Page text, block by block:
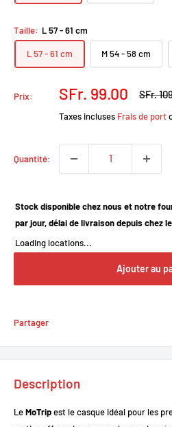
Taille: L 57 - 61 cm
L 57 - 61 cm M 54 - 58 cm
Prix:
Prix
SFr. 99.00
Prix
SFr.
Taxes incluses Frais de port
Quantité:
Stock disponible chez nous et notre
par jour, délai de livraison depuis chez
Loading locations...
Ajouter au
Partager
Description
LeMoTripest le casque idéal pour les